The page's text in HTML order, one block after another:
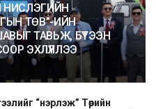
НИСЛЭГИЙН
ТӨВ”-ИЙН
ТАВЬЖ, БҮТЭЭН
ЭХЛҮҮЛЛЭЭ
“нэрлэж” Төрийн